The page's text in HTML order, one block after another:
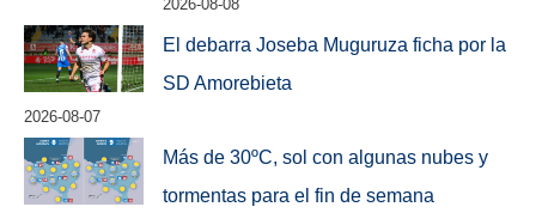
2026-08-08
El debarra Joseba Muguruza ficha por la
SD Amorebieta
2026-08-07
Más de 30ºC, sol con algunas nubes y
tormentas para el fin de semana